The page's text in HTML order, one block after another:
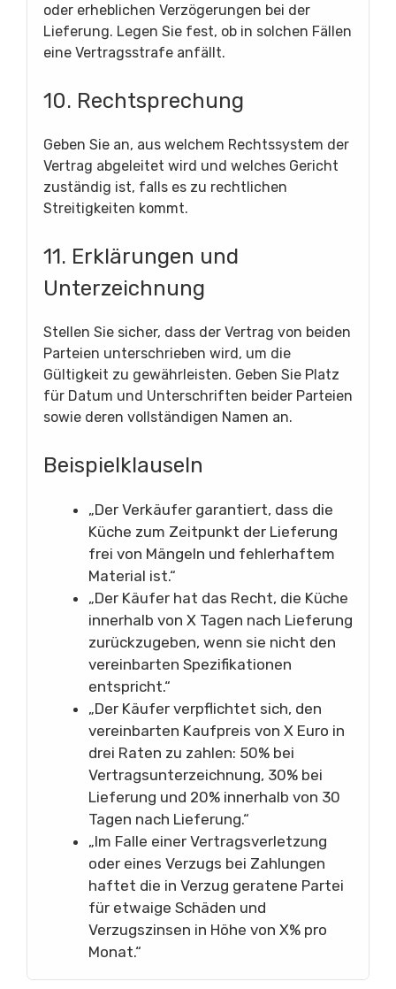
oder erheblichen Verzögerungen bei der
Lieferung. Legen Sie fest, ob in solchen Fällen
eine Vertragsstrafe anfällt.
10. Rechtsprechung
Geben Sie an, aus welchem Rechtssystem der
Vertrag abgeleitet wird und welches Gericht
zuständig ist, falls es zu rechtlichen
Streitigkeiten kommt.
11. Erklärungen und
Unterzeichnung
Stellen Sie sicher, dass der Vertrag von beiden
Parteien unterschrieben wird, um die
Gültigkeit zu gewährleisten. Geben Sie Platz
für Datum und Unterschriften beider Parteien
sowie deren vollständigen Namen an.
Beispielklauseln
„Der Verkäufer garantiert, dass die
Küche zum Zeitpunkt der Lieferung
frei von Mängeln und fehlerhaftem
Material ist.“
„Der Käufer hat das Recht, die Küche
innerhalb von X Tagen nach Lieferung
zurückzugeben, wenn sie nicht den
vereinbarten Spezifikationen
entspricht.“
„Der Käufer verpflichtet sich, den
vereinbarten Kaufpreis von X Euro in
drei Raten zu zahlen: 50% bei
Vertragsunterzeichnung, 30% bei
Lieferung und 20% innerhalb von 30
Tagen nach Lieferung.“
„Im Falle einer Vertragsverletzung
oder eines Verzugs bei Zahlungen
haftet die in Verzug geratene Partei
für etwaige Schäden und
Verzugszinsen in Höhe von X% pro
Monat.“